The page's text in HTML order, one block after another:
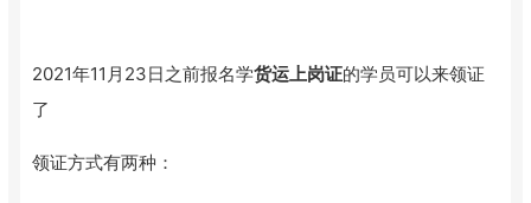
2021年11月23日之前报名学货运上岗证的学员可以来领证
了
领证方式有两种：